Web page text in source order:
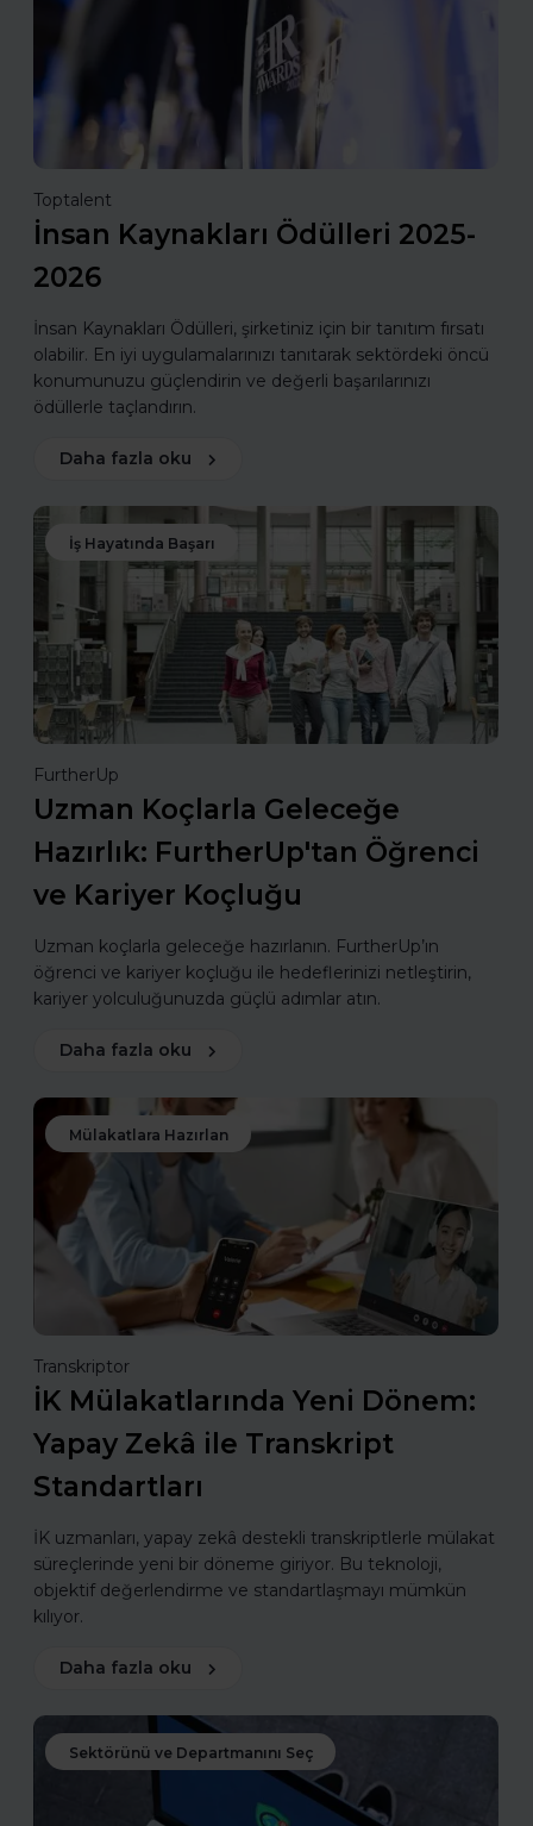
Toptalent
İnsan Kaynakları Ödülleri 2025-
2026
İnsan Kaynakları Ödülleri, şirketiniz için bir tanıtım fırsatı
olabilir. En iyi uygulamalarınızı tanıtarak sektördeki öncü
konumunuzu güçlendirin ve değerli başarılarınızı
ödüllerle taçlandırın.
Daha fazla oku
İş Hayatında Başarı
FurtherUp
Uzman Koçlarla Geleceğe
Hazırlık: FurtherUp'tan Öğrenci
ve Kariyer Koçluğu
Uzman koçlarla geleceğe hazırlanın. FurtherUp’ın
öğrenci ve kariyer koçluğu ile hedeflerinizi netleştirin,
kariyer yolculuğunuzda güçlü adımlar atın.
Daha fazla oku
Mülakatlara Hazırlan
Transkriptor
İK Mülakatlarında Yeni Dönem:
Yapay Zekâ ile Transkript
Standartları
İK uzmanları, yapay zekâ destekli transkriptlerle mülakat
süreçlerinde yeni bir döneme giriyor. Bu teknoloji,
objektif değerlendirme ve standartlaşmayı mümkün
kılıyor.
Daha fazla oku
Sektörünü ve Departmanını Seç